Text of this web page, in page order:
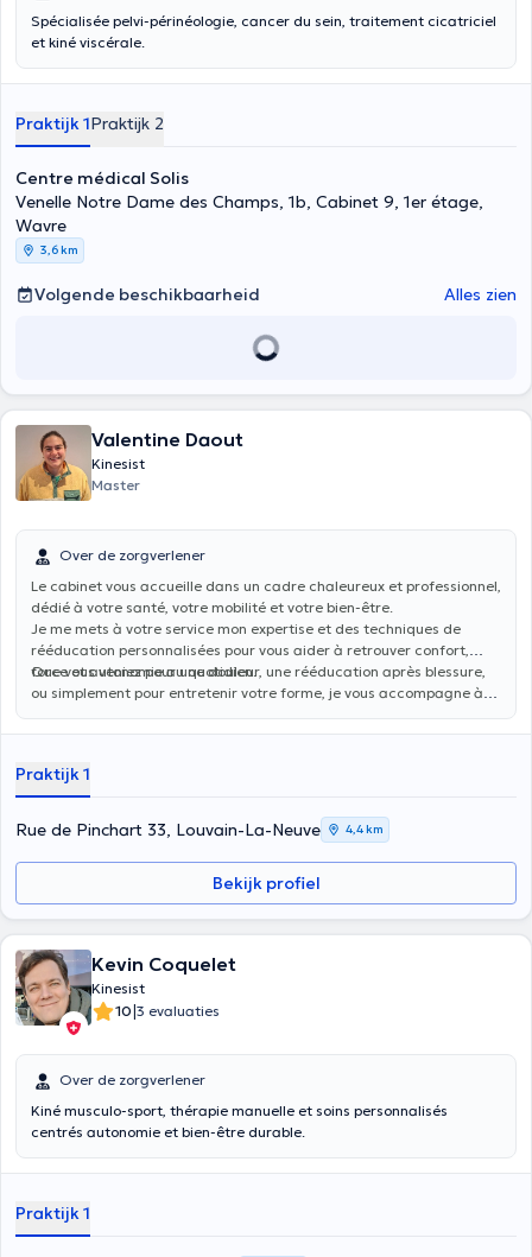
Spécialisée pelvi-périnéologie, cancer du sein, traitement cicatriciel
et kiné viscérale.
Praktijk 1Praktijk 2
Centre médical Solis
Venelle Notre Dame des Champs, 1b, Cabinet 9, 1er étage,
Wavre
3,6 km
Volgende beschikbaarheid Alles zien
Valentine Daout
Kinesist
Master
Over de zorgverlener
Le cabinet vous accueille dans un cadre chaleureux et professionnel,
dédié à votre santé, votre mobilité et votre bien-être.
Je me mets à votre service mon expertise et des techniques de
rééducation personnalisées pour vous aider à retrouver confort,
force et autonomie au quotidien.
Que vous veniez pour une douleur, une rééducation après blessure,
ou simplement pour entretenir votre forme, je vous accompagne à
humaine et à l’écoute de vos besoins.
Praktijk 1
Rue de Pinchart 33, Louvain-La-Neuve 4,4 km
Bekijk profiel
Kevin Coquelet
Kinesist
10|3 evaluaties
Over de zorgverlener
Kiné musculo-sport, thérapie manuelle et soins personnalisés
centrés autonomie et bien-être durable.
Praktijk 1